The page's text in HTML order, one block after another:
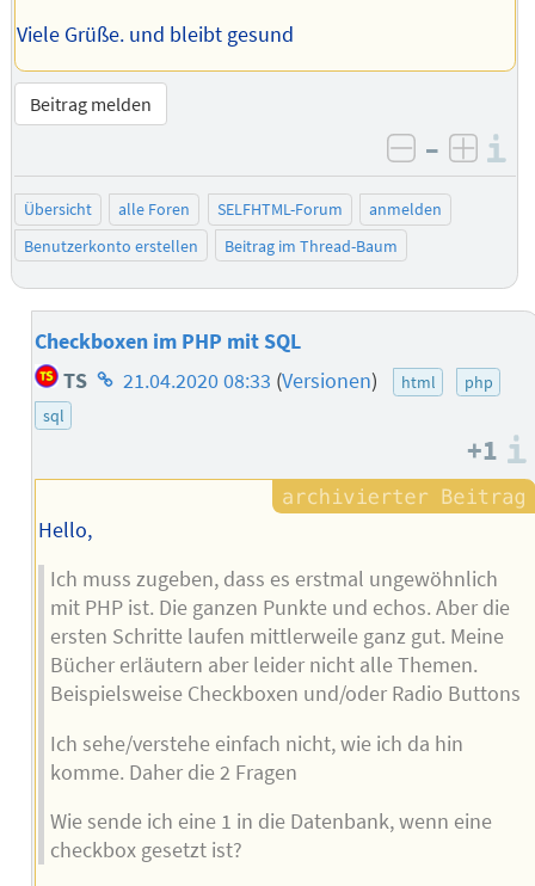
Viele Grüße. und bleibt gesund
Beitrag melden
negativ
–
Übersicht alle Foren SELFHTML-Forum
anmelden
Benutzerkonto erstellen
Beitrag im Thread-Baum
Checkboxen im PHP mit SQL
TS Homepage
21.04.2020 08:33 (Versionen) html
php
sql
+1
Hello,
Ich muss zugeben, dass es erstmal ungewöhnlich
mit PHP ist. Die ganzen Punkte und echos. Aber die
ersten Schritte laufen mittlerweile ganz gut. Meine
Bücher erläutern aber leider nicht alle Themen.
Beispielsweise Checkboxen und/oder Radio Buttons
Ich sehe/verstehe einfach nicht, wie ich da hin
komme. Daher die 2 Fragen
Wie sende ich eine 1 in die Datenbank, wenn eine
checkbox gesetzt ist?